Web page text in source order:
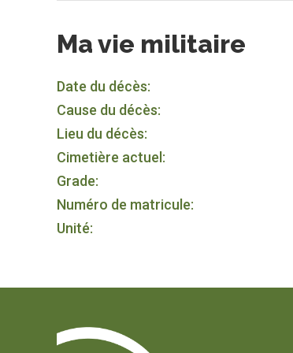
Ma vie militaire
Date du décès:
Cause du décès:
Lieu du décès:
Cimetière actuel:
Grade:
Numéro de matricule:
Unité: